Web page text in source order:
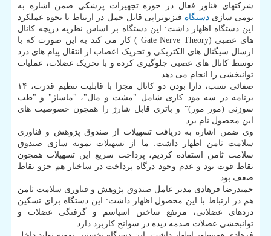
شرکتهای فناور فعال در حوزه تجهیزات پزشکی ضمن اشاره به
بومی سازیدستگاه فیزیوتراپی قابل حمل در ارتباط با نحوه عملکرد
این دستگاه اظهار داشت: این دستگاه بر اساس نظریه دریچه کانال
های عصبی (Gate Nerve Theory ) کار می کند به این صورت که با
ارسال سیگنال های الکتریکی و تحریک اعصاب از انتقال پیام های درد
توسط کانال های عصبی جلوگیری کرده و با تحریک عضلات، عملیات
توانبخشی را انجام می دهد.
صفائی نسب، دارا بودن دو کانال مجزا با قابلیت تنظیم قدرت، ۱۴
برنامه در سه مود کاری شامل "مشت و مال"، "ماساژ" و "طب
سوزنی (مور مور)" و باتری قابل شارژ را همچون خصوصیت های
این محصول نام برد.
وی ضمن اشاره به دریافت تسهیلات از صندوق پژوهش و فناوری
سلامت ثامن اظهار داشت: ما از تسهیلات نمونه سازی صندوق
سلامت ثامن استفاده کردیم، پرداخت سریع این تسهیلات همچون
نقاط قوت بود و عدم وجود درگاه پرداخت در ساختار هم جزو نقاط
ضعف بود.
حمیدرضا فرهادی مدیر عامل صندوق پژوهش و فناوری سلامت ثامن
هم در ارتباط با این محصول اظهار داشت: این دستگاه برای تسکین
دردهای عضلانی، مرتفع ساختن اسپاسم و گرفتگی عضلات و
توانبخشی عضلات صدمه دیده در سوانح کاربرد دارد.